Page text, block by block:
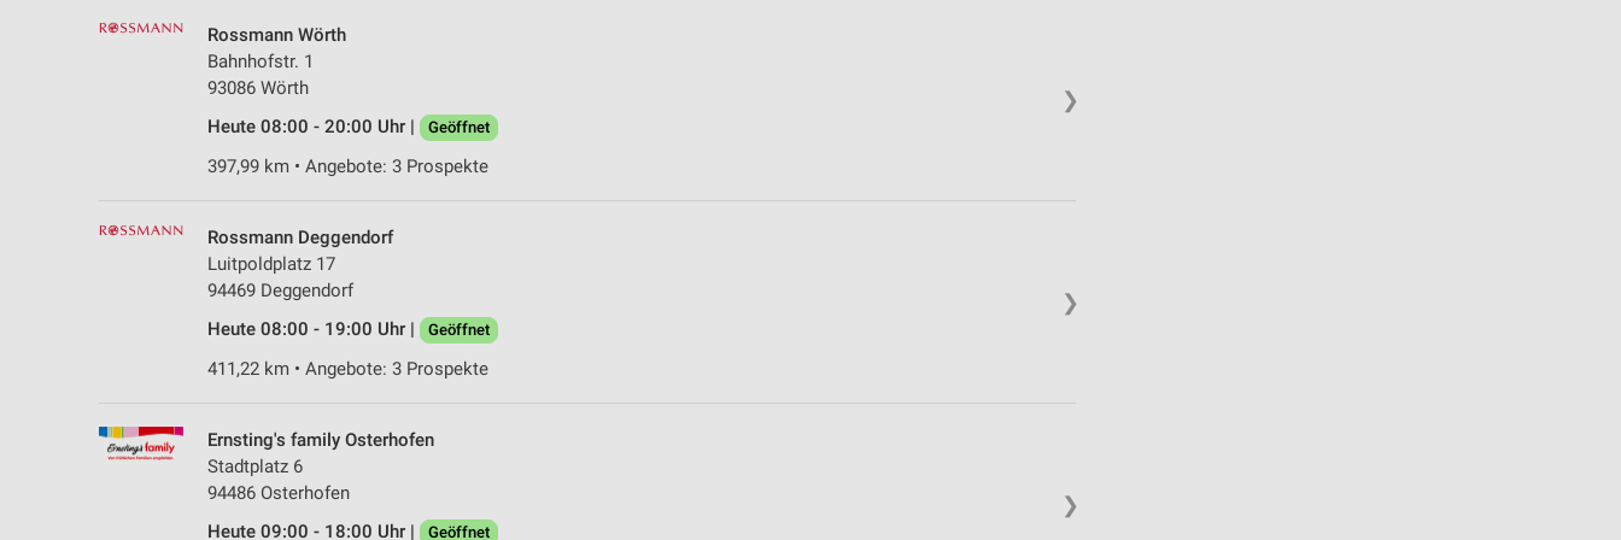
❯
Rossmann Wörth
Bahnhofstr. 1
93086 Wörth
Heute 08:00 - 20:00 Uhr |
Geöffnet
397,99 km • Angebote: 3 Prospekte
❯
Rossmann Deggendorf
Luitpoldplatz 17
94469 Deggendorf
Heute 08:00 - 19:00 Uhr |
Geöffnet
411,22 km • Angebote: 3 Prospekte
❯
Ernsting's family Osterhofen
Stadtplatz 6
94486 Osterhofen
Heute 09:00 - 18:00 Uhr |
Geöffnet